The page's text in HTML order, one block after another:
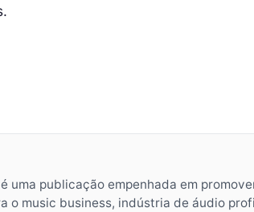
uma publicação empenhada em
o music business, indústria de áudio